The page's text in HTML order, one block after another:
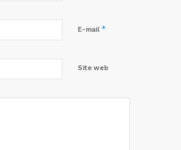
E-mail *
Site web